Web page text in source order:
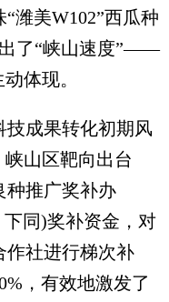
潍美W102”西瓜种
了“峡山速度”——
体现。
成果转化初期风
峡山区靶向出台
种推广奖补办
同)奖补资金，对
作社进行梯次补
，有效地激发了